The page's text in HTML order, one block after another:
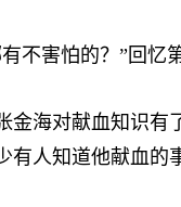
害怕的？”回忆第
对献血知识有了
有人知道他献血的